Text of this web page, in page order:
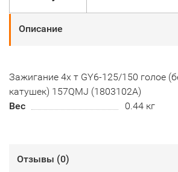
Описание
Зажигание 4х т GY6-125/150 голое
катушек) 157QMJ (1803102А)
Вес
0.44 кг
Отзывы (0)